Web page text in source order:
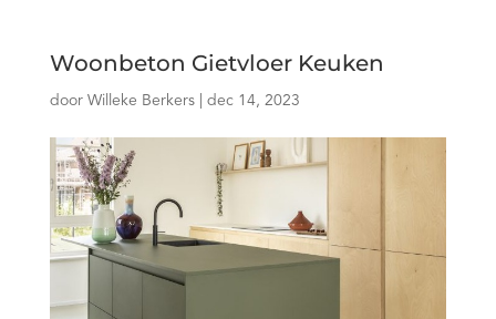
Woonbeton Gietvloer Keuken
door Willeke Berkers| dec 14, 2023